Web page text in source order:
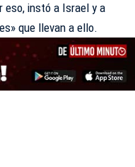
eso, instó a Israel y a
que llevan a ello.